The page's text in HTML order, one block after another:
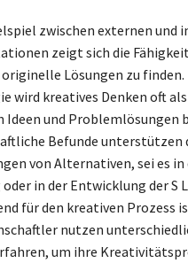
zwischen externen und
zeigt sich die
Lösungen zu
wird kreatives Denken oft
Ideen und Problemlösungen
Befunde unterstützen
von Alternativen, sei es in
in der Entwicklung der S
für den kreativen Prozess
nutzen
um ihre